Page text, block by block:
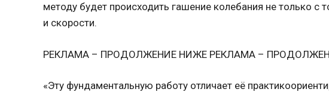
методу будет происходить гашение колебания не только с
и скорости.
РЕКЛАМА – ПРОДОЛЖЕНИЕ НИЖЕ РЕКЛАМА –
«Эту фундаментальную работу отличает её